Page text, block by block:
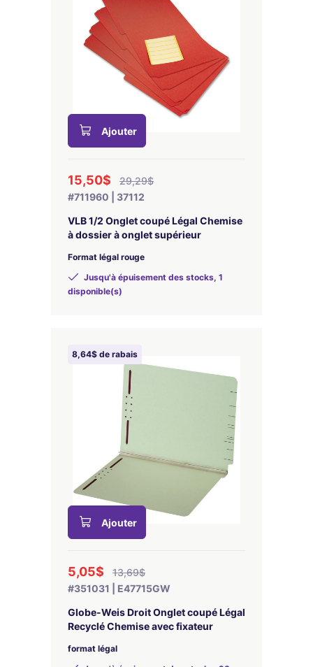
Ajouter
15,50$
29,29$
#711960 | 37112
VLB 1/2 Onglet coupé Légal Chemise
à dossier à onglet supérieur
Format légal rouge
Jusqu'à épuisement des stocks, 1
disponible(s)
8,64$ de rabais
Ajouter
5,05$
13,69$
#351031 | E47715GW
Globe-Weis Droit Onglet coupé Légal
Recyclé Chemise avec fixateur
format légal